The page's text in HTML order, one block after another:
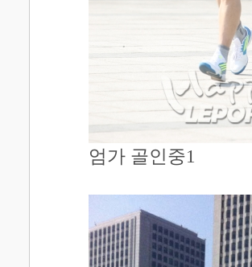
엄가 골인중1